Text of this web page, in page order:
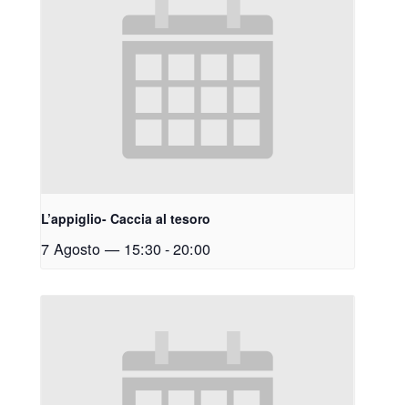
L’appiglio- Caccia al tesoro
7 Agosto — 15:30-20:00